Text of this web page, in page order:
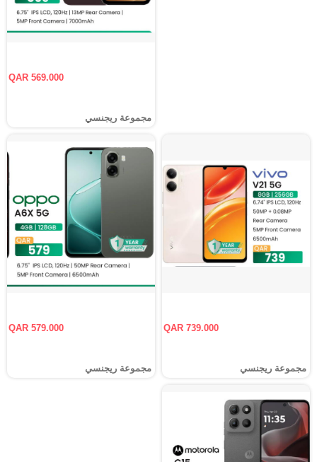
QAR 569.000
مجموعة ريجنسي
QAR 739.000
مجموعة ريجنسي
QAR 579.000
مجموعة ريجنسي